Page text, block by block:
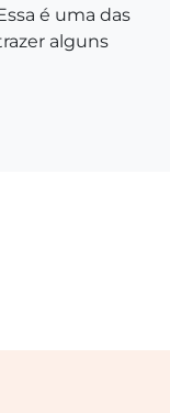
é uma das
alguns